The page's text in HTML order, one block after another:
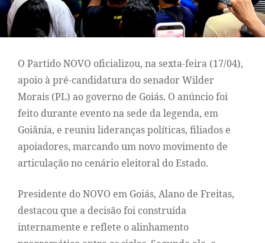
O Partido NOVO oficializou, na sexta-feira (17/04),
apoio à pré-candidatura do senador Wilder
Morais (PL) ao governo de Goiás. O anúncio foi
feito durante evento na sede da legenda, em
Goiânia, e reuniu lideranças políticas, filiados e
apoiadores, marcando um novo movimento de
articulação no cenário eleitoral do Estado.
Presidente do NOVO em Goiás, Alano de Freitas,
destacou que a decisão foi construída
internamente e reflete o alinhamento